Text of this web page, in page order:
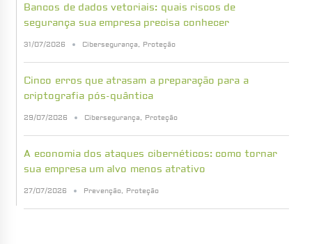
Bancos de dados vetoriais: quais riscos de
segurança sua empresa precisa conhecer
31/07/2026 Cibersegurança, Proteção
Cinco erros que atrasam a preparação para a
criptografia pós-quântica
29/07/2026 Cibersegurança, Proteção
A economia dos ataques cibernéticos: como tornar
sua empresa um alvo menos atrativo
27/07/2026 Prevenção, Proteção